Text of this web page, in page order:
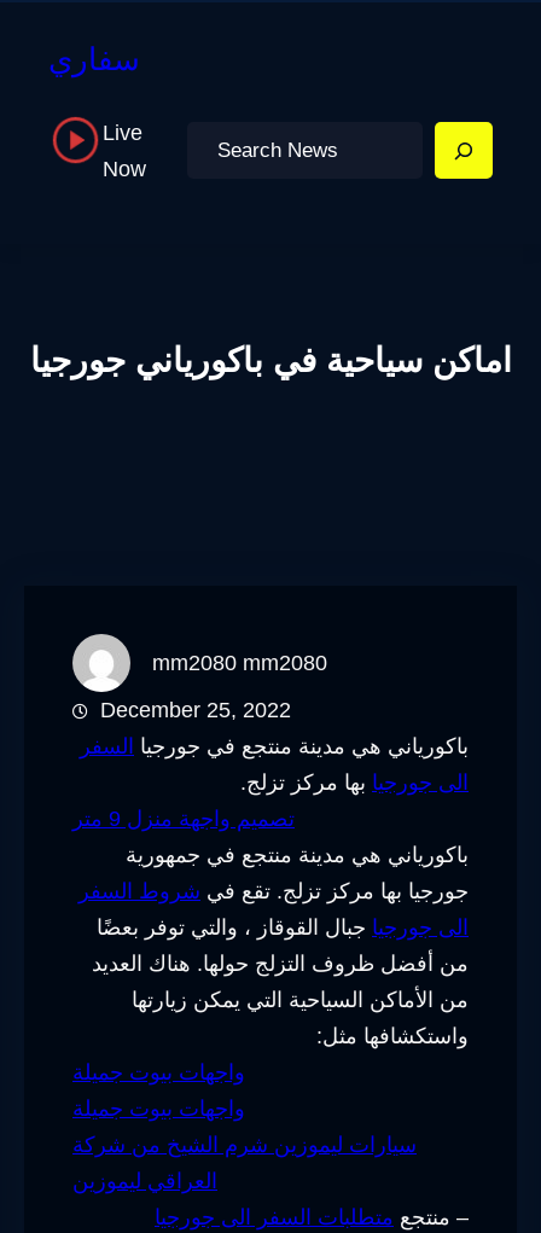
سفاري
Live
Now
Search
اماكن سياحية في باكورياني جورجيا
mm2080 mm2080
December 25, 2022
باكورياني هي مدينة منتجع في جورجيا السفر
الى جورجيا بها مركز تزلج.
تصميم واجهة منزل 9 متر
باكورياني هي مدينة منتجع في جمهورية
جورجيا بها مركز تزلج. تقع في شروط السفر
الى جورجيا جبال القوقاز ، والتي توفر بعضًا
من أفضل ظروف التزلج حولها. هناك العديد
من الأماكن السياحية التي يمكن زيارتها
واستكشافها مثل:
واجهات بيوت جميلة
واجهات بيوت جميلة
سيارات ليموزين شرم الشيخ من شركة
العراقي ليموزين
– منتجع متطلبات السفر الى جورجيا